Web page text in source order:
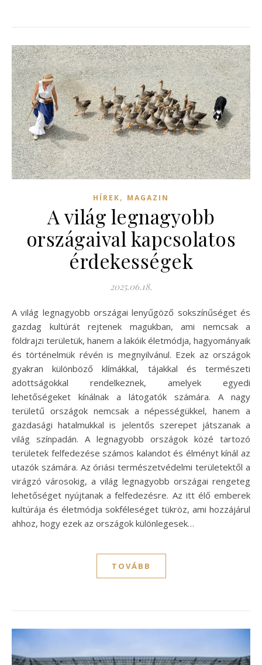
HÍREK, MAGAZIN
A világ legnagyobb
országaival kapcsolatos
érdekességek
2025.06.18.
A világ legnagyobb országai lenyűgöző sokszínűséget és
gazdag kultúrát rejtenek magukban, ami nemcsak a
földrajzi területük, hanem a lakóik életmódja, hagyományaik
és történelmük révén is megnyilvánul. Ezek az országok
gyakran különböző klímákkal, tájakkal és természeti
adottságokkal rendelkeznek, amelyek egyedi
lehetőségeket kínálnak a látogatók számára. A nagy
területű országok nemcsak a népességükkel, hanem a
gazdasági hatalmukkal is jelentős szerepet játszanak a
világ színpadán. A legnagyobb országok közé tartozó
területek felfedezése számos kalandot és élményt kínál az
utazók számára. Az óriási természetvédelmi területektől a
virágzó városokig, a világ legnagyobb országai rengeteg
lehetőséget nyújtanak a felfedezésre. Az itt élő emberek
kultúrája és életmódja sokféleséget tükröz, ami hozzájárul
ahhoz, hogy ezek az országok különlegesek…
TOVÁBB